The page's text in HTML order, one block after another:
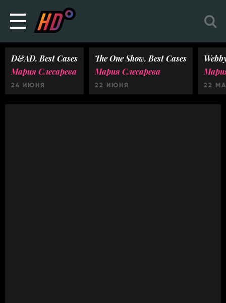
D&AD. Best Cases
Мария Слесарева
24 ИЮНЯ
The One Show. Best Cases
Мария Слесарева
22 ИЮНЯ 22